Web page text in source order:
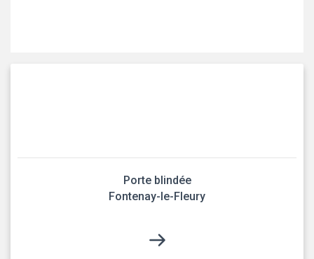
Porte blindée
Fontenay-le-Fleury